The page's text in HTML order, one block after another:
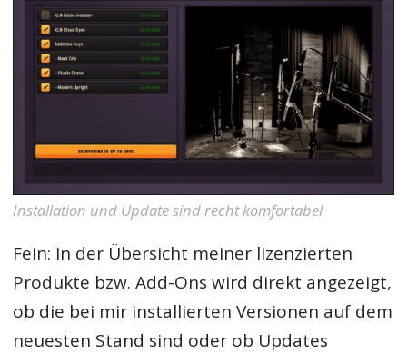
Installation und Update sind recht komfortabel
Fein: In der Übersicht meiner lizenzierten
Produkte bzw. Add-Ons wird direkt angezeigt,
ob die bei mir installierten Versionen auf dem
neuesten Stand sind oder ob Updates